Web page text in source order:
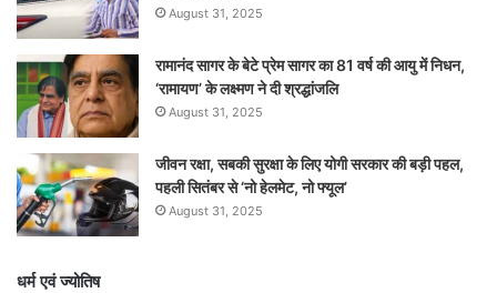
August 31, 2025
रामानंद सागर के बेटे प्रेम सागर का 81 वर्ष की आयु में निधन,
‘रामायण’ के लक्ष्मण ने दी श्रद्धांजलि
August 31, 2025
जीवन रक्षा, सबकी सुरक्षा के लिए योगी सरकार की बड़ी पहल,
पहली सितंबर से ‘नो हेलमेट, नो फ्यूल’
August 31, 2025
धर्म एवं ज्योतिष